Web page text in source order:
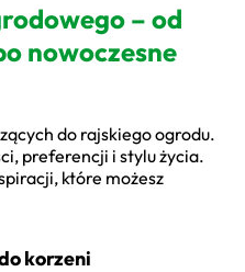
– od
nowoczesne
do rajskiego ogrodu.
preferencji i stylu życia.
które możesz
korzeni